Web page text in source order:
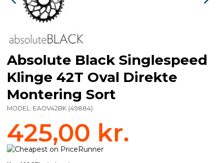
Absolute Black Singlespeed
Klinge 42T Oval Direkte
Montering Sort
MODEL: EAOV42BK (49884)
425,00 kr.